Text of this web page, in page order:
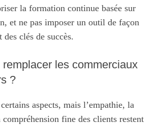
la formation continue basée sur
et ne pas imposer un outil de façon
des clés de succès.
remplacer les commerciaux
?
aspects, mais l’empathie, la
fine des clients restent